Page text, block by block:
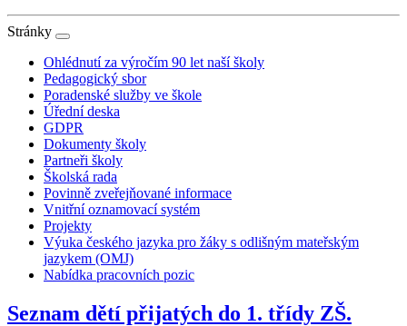
Stránky
Ohlédnutí za výročím 90 let naší školy
Pedagogický sbor
Poradenské služby ve škole
Úřední deska
GDPR
Dokumenty školy
Partneři školy
Školská rada
Povinně zveřejňované informace
Vnitřní oznamovací systém
Projekty
Výuka českého jazyka pro žáky s odlišným mateřským
jazykem (OMJ)
Nabídka pracovních pozic
Seznam dětí přijatých do 1. třídy ZŠ.